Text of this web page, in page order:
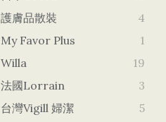
護膚品散裝
4
My Favor Plus
1
Willa
19
法國Lorrain
3
台灣vigill 婦潔
5